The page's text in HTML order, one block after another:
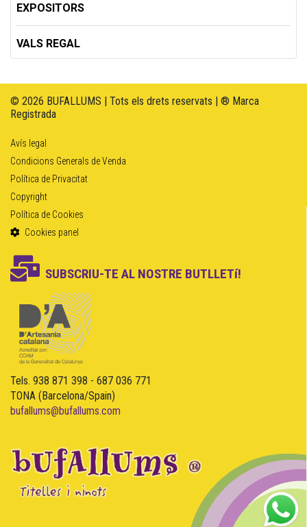
EXPOSITORS
VALS REGAL
© 2026 BUFALLUMS | Tots els drets reservats | ® Marca
Registrada
Avís legal
Condicions Generals de Venda
Política de Privacitat
Copyright
Política de Cookies
Cookies panel
SUBSCRIU-TE AL NOSTRE BUTLLETí!
Tels. 938 871 398 - 687 036 771
TONA (Barcelona/Spain)
bufallums@bufallums.com